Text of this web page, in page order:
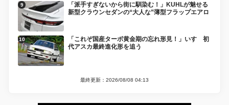
「派手すぎないから街に馴染む！」KUHLが魅せる
新型クラウンセダンの“大人な”薄型フラップエアロ
「これぞ国産ターボ黄金期の忘れ形見！」いすゞ初
代アスカ最終進化形を追う
最終更新：2026/08/08 04:13